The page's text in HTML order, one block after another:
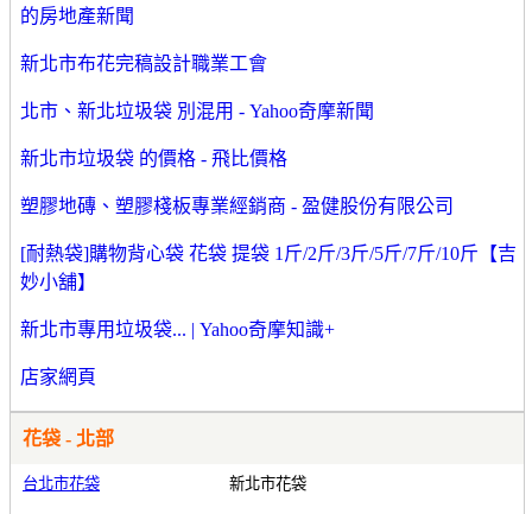
的房地產新聞
新北市布花完稿設計職業工會
北市、新北垃圾袋 別混用 - Yahoo奇摩新聞
新北市垃圾袋 的價格 - 飛比價格
塑膠地磚、塑膠棧板專業經銷商 - 盈健股份有限公司
[耐熱袋]購物背心袋 花袋 提袋 1斤/2斤/3斤/5斤/7斤/10斤【吉
妙小舖】
新北市專用垃圾袋... | Yahoo奇摩知識+
店家網頁
花袋 - 北部
台北市花袋 新北市花袋